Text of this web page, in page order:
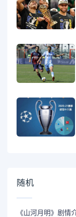
随机
《山河月明》剧情